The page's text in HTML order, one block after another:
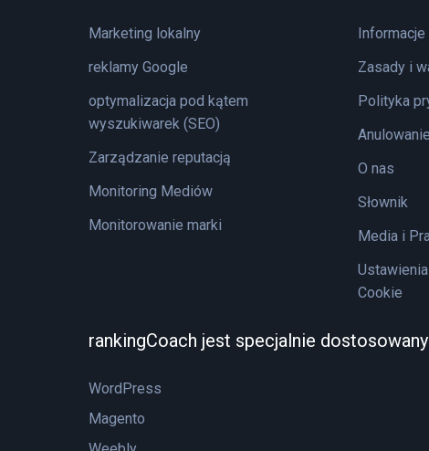
Marketing lokalny
reklamy Google
optymalizacja pod kątem
wyszukiwarek (SEO)
Zarządzanie reputacją
Monitoring Mediów
Monitorowanie marki
Informacje
Zasady i
Polityka
O nas
Słownik
Media i
Cookie
rankingCoach jest specjalnie
WordPress
Magento